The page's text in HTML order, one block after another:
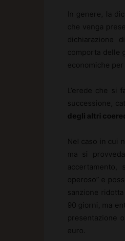
In genere, la
che venga
dichiarazione
comporta delle
economiche
L’erede che si
successione,
degli altri
Nel caso in cui
ma si
accertamento,
operoso” e
sanzione ridotta
90 giorni, ma
presentazione
euro.